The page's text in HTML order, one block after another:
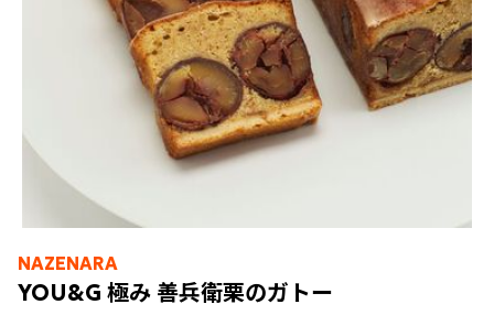
NAZENARA
YOU&G 極み 善兵衛栗のガトー